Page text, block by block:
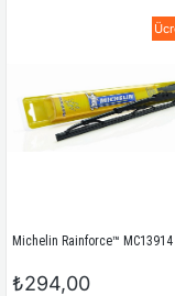
₺294,00